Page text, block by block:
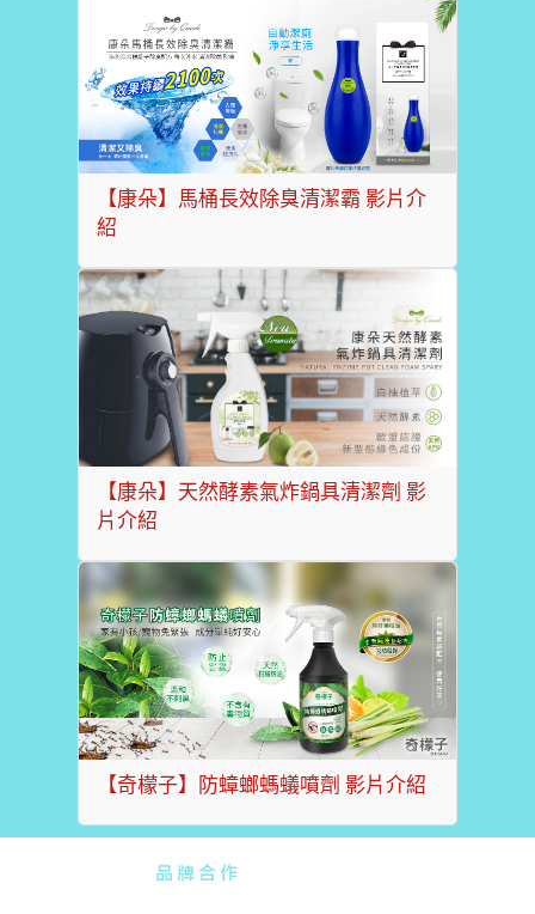
【康朵】馬桶長效除臭清潔霸 影片介
紹
【康朵】天然酵素氣炸鍋具清潔劑 影
片介紹
【奇檬子】防蟑螂螞蟻噴劑 影片介紹